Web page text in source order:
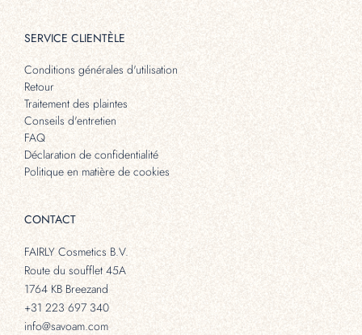
SERVICE CLIENTÈLE
Conditions générales d'utilisation
Retour
Traitement des plaintes
Conseils d'entretien
FAQ
Déclaration de confidentialité
Politique en matière de cookies
CONTACT
FAIRLY Cosmetics B.V.
Route du soufflet 45A
1764 KB Breezand
+31 223 697 340
info@savoam.com